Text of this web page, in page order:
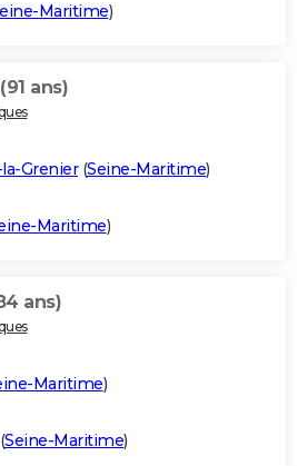
Maritime)
(91 ans)
Grenier(Seine-Maritime)
Maritime)
ans)
Maritime)
(Seine-Maritime)